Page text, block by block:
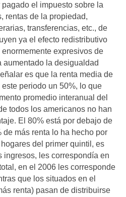
el impuesto sobre la
rentas de la propiedad,
transferencias, etc., de
ya el efecto redistributivo
expresivos de
aumentado la desigualdad
es que la renta media de
periodo un 50%, lo que
promedio interanual del
todos los americanos no han
El 80% está por debajo de
de más renta lo ha hecho por
del primer quintil, es
ingresos, les correspondía en
en el 2006 les corresponde
que los situados en el
renta) pasan de distribuirse